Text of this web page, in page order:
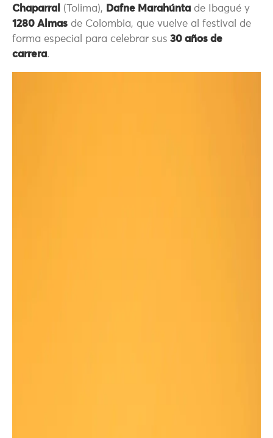
Chaparral
(Tolima), Dafne Marahúnta de Ibagué y
1280 Almas de Colombia, que vuelve al festival de
forma especial para celebrar sus 30 años de
carrera.